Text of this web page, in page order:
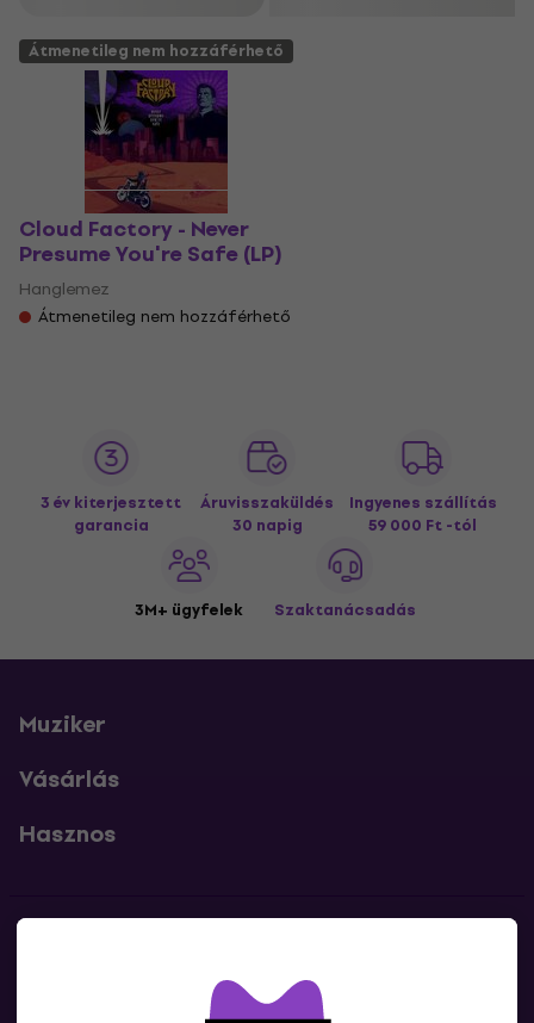
Átmenetileg nem hozzáférhető
Cloud Factory - Never
Presume You're Safe (LP)
Hanglemez
Átmenetileg nem hozzáférhető
3 év kiterjesztett
garancia
Áruvisszaküldés
30 napig
Ingyenes szállítás
59 000 Ft -tól
3M+ ügyfelek Szaktanácsadás
Muziker
Vásárlás
Hasznos
Lépj kapcsolatba velünk